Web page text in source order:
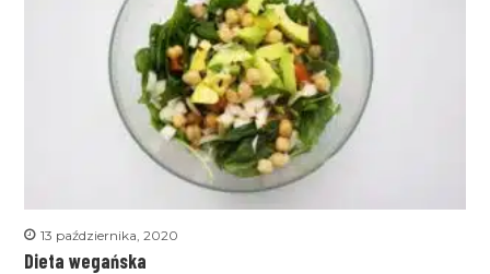
13 października, 2020
Dieta wegańska